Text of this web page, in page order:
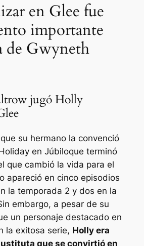
en Glee fue
importante
de Gwyneth
jugó Holly
su hermano la convenció
en Júbiloque terminó
que cambió la vida para el
apareció en cinco episodios
la temporada 2 y dos en la
embargo, a pesar de su
un personaje destacado en
la exitosa serie, Holly era
que se convirtió en